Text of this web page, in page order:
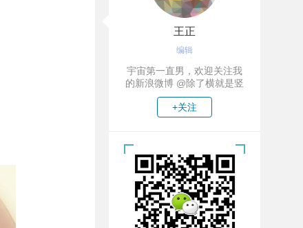
王正
编辑
宇宙第一直男，欢迎关注我
的新浪微博 @除了横就是竖
+关注